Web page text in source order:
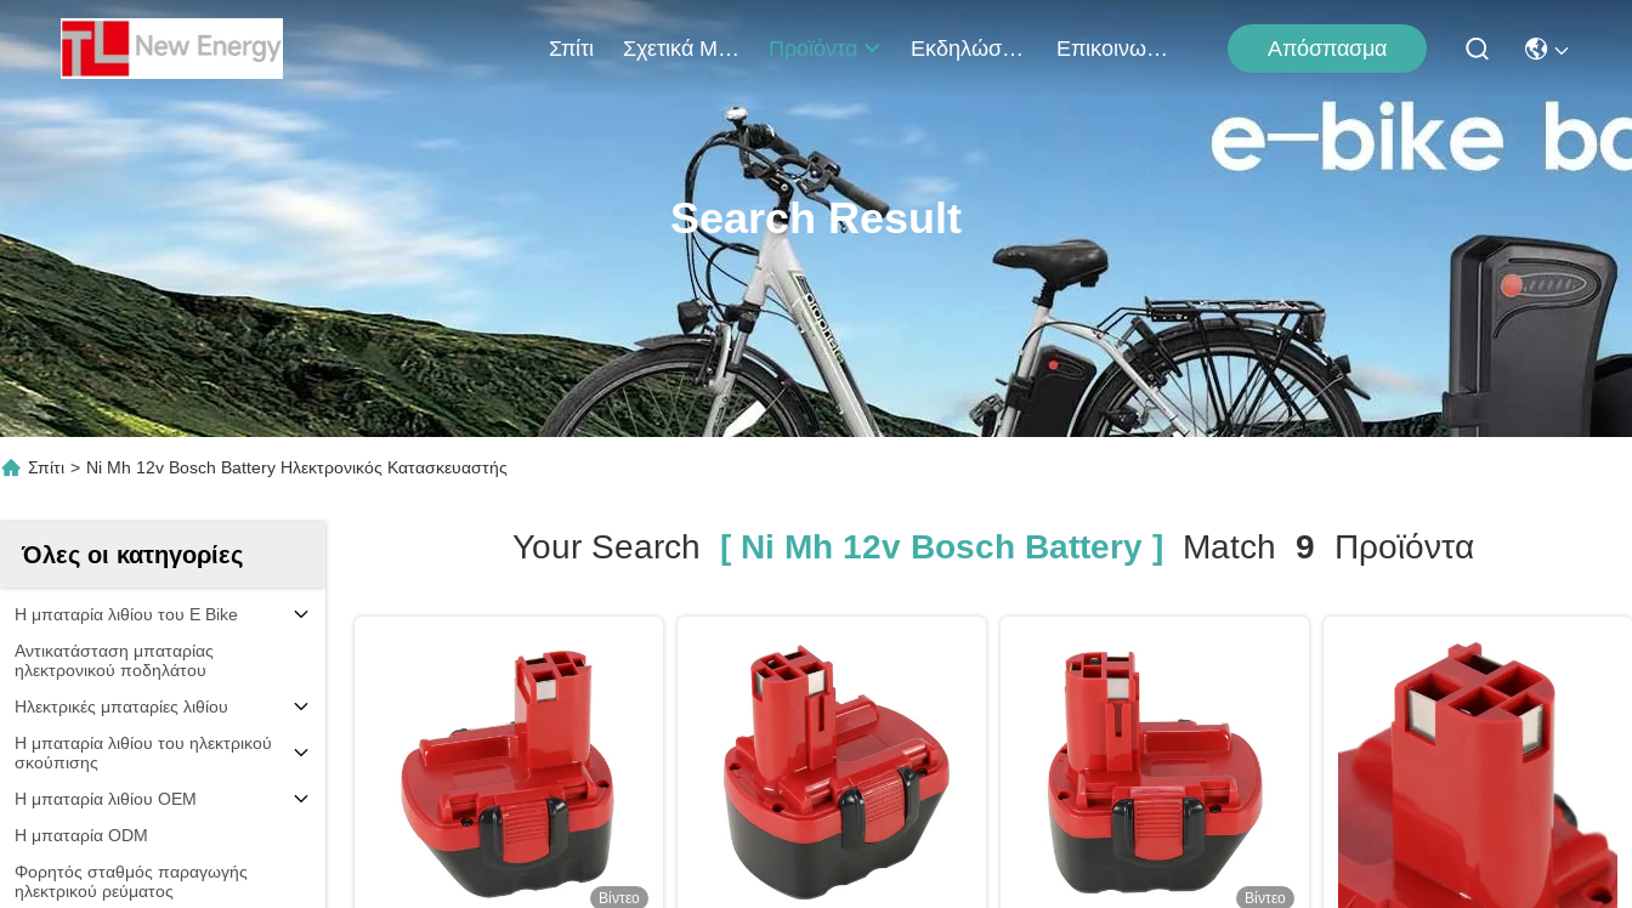
Σπίτι Σχετικά Με Εμάς Προϊόντα Εκδηλώσεις Επικοινωνήστε Μαζί Μας Απόσπασμα
Search Result
Σπίτι > Ni Mh 12v Bosch Battery Ηλεκτρονικός Κατασκευαστής
Όλες οι κατηγορίες
Η μπαταρία λιθίου του E Bike
Αντικατάσταση μπαταρίας
ηλεκτρονικού ποδηλάτου
Ηλεκτρικές μπαταρίες λιθίου
Η μπαταρία λιθίου του ηλεκτρικού
σκούπισης
Η μπαταρία λιθίου OEM
Η μπαταρία ODM
Φορητός σταθμός παραγωγής
ηλεκτρικού ρεύματος
Your Search [ Ni Mh 12v Bosch Battery ] Match 9 Προϊόντα
Βίντεο Βίντεο